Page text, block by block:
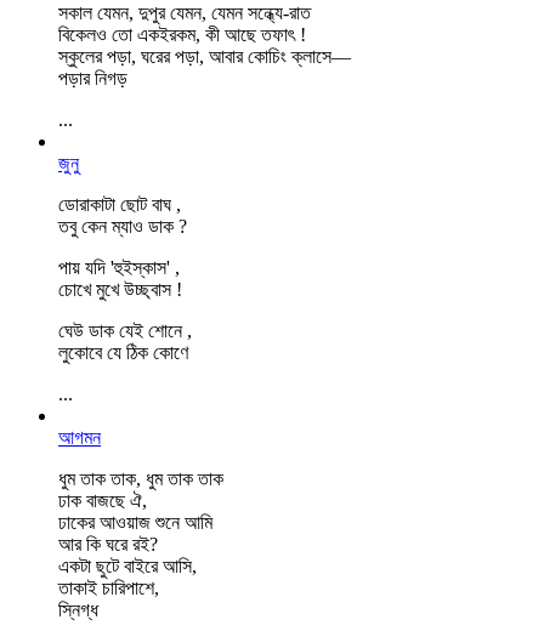
সকাল যেমন, দুপুর যেমন, যেমন সন্ধ্যে-রাত
বিকেলও তো একইরকম, কী আছে তফাৎ !
স্কুলের পড়া, ঘরের পড়া, আবার কোচিং ক্লাসে—
পড়ার নিগড়
...
জুনু
ডোরাকাটা ছোট বাঘ ,
তবু কেন ম্যাও ডাক ?
পায় যদি 'হুইস্কাস' ,
চোখে মুখে উচ্ছ্বাস !
ঘেউ ডাক যেই শোনে ,
লুকোবে যে ঠিক কোণে
...
আগমন
ধুম তাক তাক, ধুম তাক তাক
ঢাক বাজছে ঐ,
ঢাকের আওয়াজ শুনে আমি
আর কি ঘরে রই?
একটা ছুটে বাইরে আসি,
তাকাই চারিপাশে,
স্নিগ্ধ